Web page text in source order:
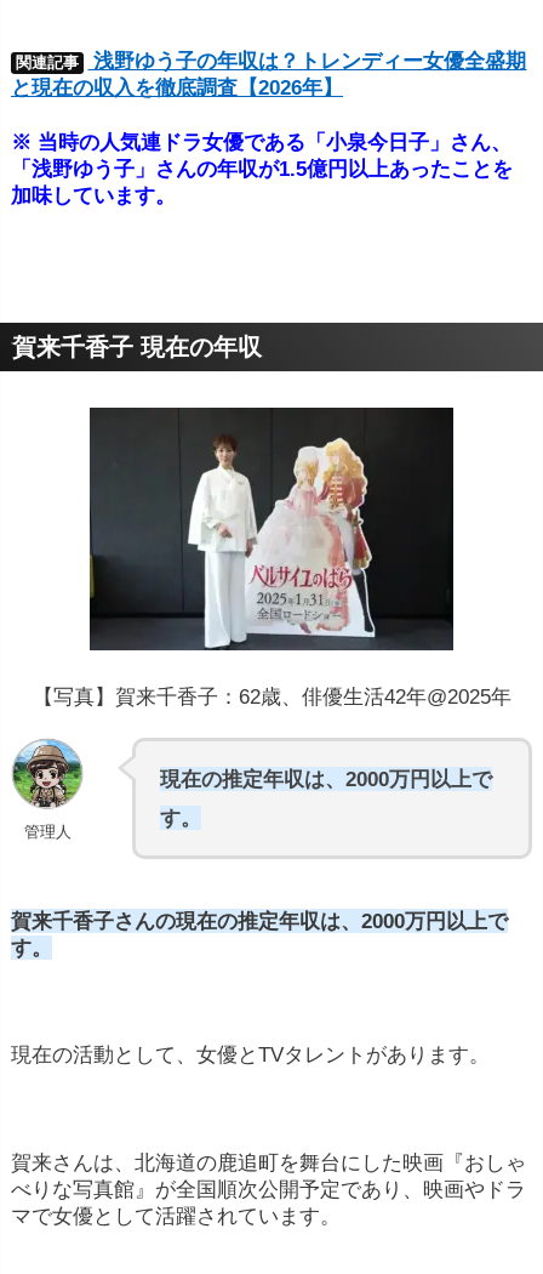
53万人。現在は、TV、雑誌、声優など、幅広く活
がり、年収が2000万→3000万→5000万→1億 と増え
ているそうです。
※ モデル出身のローラさんは、
~5億円とされています。人気モデルの多くは、国内
関連記事
浅野ゆう子の年収は？トレンディー女優全盛期
と現在の収入を徹底調査【2026年】
※ 当時の人気連ドラ女優である「小泉今日子」さん、
「浅野ゆう子」さんの年収が1.5億円以上あったことを
加味しています。
賀来千香子 現在の年収
【写真】賀来千香子：62歳、俳優生活42年@2025年
管理人
現在の推定年収は、2000万円以上で
す。
賀来千香子さんの現在の推定年収は、2000万円以上で
す。
現在の活動として、女優とTVタレントがあります。
賀来さんは、北海道の鹿追町を舞台にした映画『おしゃ
べりな写真館』が全国順次公開予定であり、映画やドラ
マで女優として活躍されています。